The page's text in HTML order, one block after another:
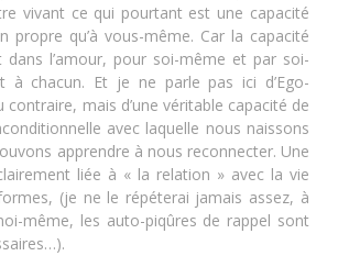
vivant ce qui pourtant est une capacité
propre qu’à vous-même. Car la capacité
dans l’amour, pour soi-même et par soi-
à chacun. Et je ne parle pas ici d’Ego-
contraire, mais d’une véritable capacité de
avec laquelle nous naissons
apprendre à nous reconnecter. Une
liée à « la relation » avec la vie
(je ne le répéterai jamais assez, à
même, les auto-piqûres de rappel sont